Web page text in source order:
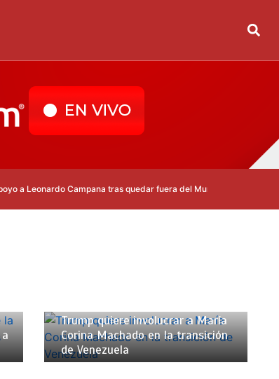
Campana tras quedar fuera del Mundial 2026
Trump quiere involucrar a María
Corina Machado en la transición
de Venezuela